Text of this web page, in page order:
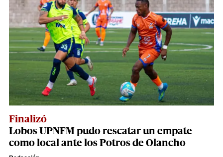
Finalizó
Lobos UPNFM pudo rescatar un empate
como local ante los Potros de Olancho